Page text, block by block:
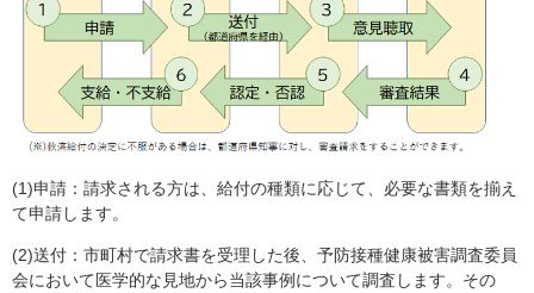
(1)申請：請求される方は、給付の種類に応じて、必要な書類を揃え
て申請します。
(2)送付：市町村で請求書を受理した後、予防接種健康被害調査委員
会において医学的な見地から当該事例について調査します。その